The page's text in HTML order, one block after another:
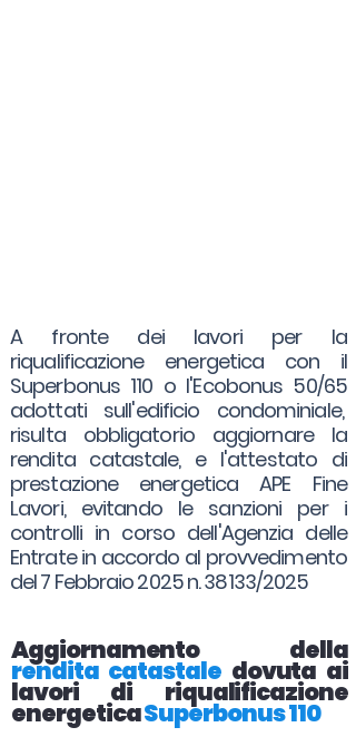
A fronte dei lavori per la
riqualificazione energetica con il
Superbonus 110 o l'Ecobonus 50/65
adottati sull'edificio condominiale,
risulta obbligatorio aggiornare la
rendita catastale, e l'attestato di
prestazione energetica APE Fine
Lavori, evitando le sanzioni per i
controlli in corso dell'Agenzia delle
Entrate in accordo al provvedimento
del 7 Febbraio 2025 n. 38133/2025
Aggiornamento della
rendita catastale dovuta ai
lavori di riqualificazione
energeticaSuperbonus 110